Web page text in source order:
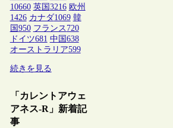
10660 英国 3216 欧州
1426 カナダ1069 韓
国 950 フランス 720
ドイツ681 中国 638
オーストラリア599
続きを見る
「カレントアウェ
アネス-R」新着記
事